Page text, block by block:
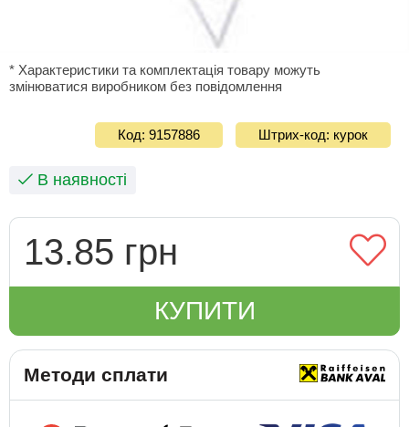
* Характеристики та комплектація товару можуть
змінюватися виробником без повідомлення
Код: 9157886 Штрих-код: курок
В наявності
13.85 грн
КУПИТИ
Методи сплати